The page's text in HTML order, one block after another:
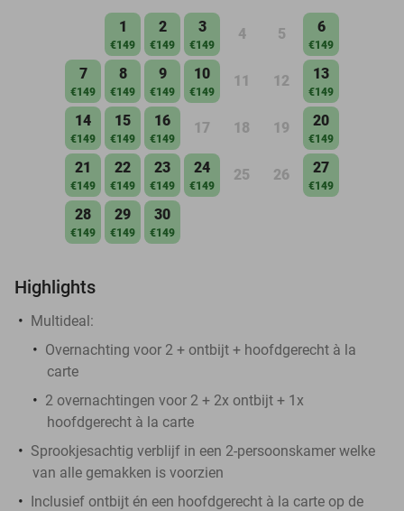
1
€149
2
€149
3
€149
4 5 6
€149
7
€149
8
€149
9
€149
10
€149
11 12 13
€149
14
€149
15
€149
16
€149
17 18 19 20
€149
21
€149
22
€149
23
€149
24
€149
25 26 27
€149
28
€149
29
€149
30
€149
Highlights
Multideal:
Overnachting voor 2 + ontbijt + hoofdgerecht à la
carte
2 overnachtingen voor 2 + 2x ontbijt + 1x
hoofdgerecht à la carte
Sprookjesachtig verblijf in een 2-persoonskamer welke
van alle gemakken is voorzien
Inclusief ontbijt én een hoofdgerecht à la carte op de